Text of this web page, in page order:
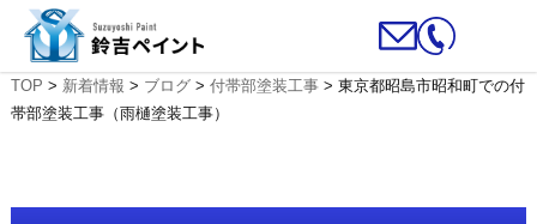
TOP > 新着情報 > ブログ> 付帯部塗装工事> 東京都昭島市昭和町での付
帯部塗装工事（雨樋塗装工事）